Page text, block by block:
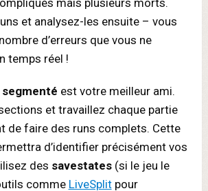
mais plusieurs morts.
et analysez-les ensuite – vous
d’erreurs que vous ne
temps réel !
est votre meilleur ami.
et travaillez chaque partie
de faire des runs complets. Cette
d’identifier précisément vos
des savestates(si le jeu le
comme LiveSplitpour